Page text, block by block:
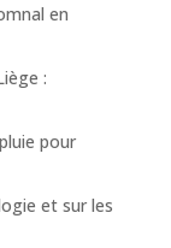
en
:
pour
et sur les